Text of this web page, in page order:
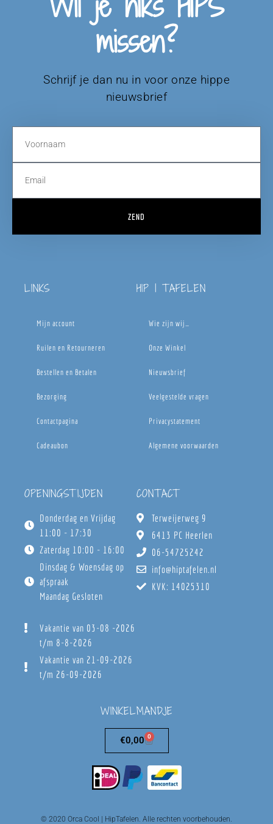
missen?
Schrijf je dan nu in voor onze hippe
nieuwsbrief
ZEND
LINKS
Mijn account
Ruilen en Retourneren
Bestellen en Betalen
Bezorging
Contactpagina
Cadeaubon
HIP | TAFELEN
Wie zijn wij…
Onze Winkel
Nieuwsbrief
Veelgestelde vragen
Privacystatement
Algemene voorwaarden
OPENINGSTIJDEN
Donderdag en Vrijdag
11:00 - 17:30
Zaterdag 10:00 - 16:00
Dinsdag & Woensdag op
afspraak
Maandag Gesloten
Vakantie van 03-08 -2026
t/m 8-8-2026
Vakantie van 21-09-2026
t/m 26-09-2026
CONTACT
Terweijerweg 9
6413 PC Heerlen
06-54725242
info@hiptafelen.nl
KVK: 14025310
WINKELMANDJE
€0,00 0
© 2020 Orca Cool | HipTafelen. Alle rechten voorbehouden.